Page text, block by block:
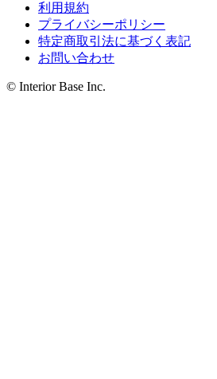
利用規約
プライバシーポリシー
特定商取引法に基づく表記
お問い合わせ
© Interior Base Inc.